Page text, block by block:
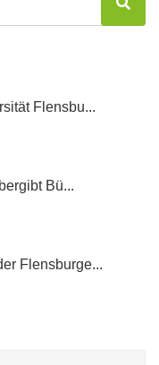
Flensbu...
Bü...
Flensburge...